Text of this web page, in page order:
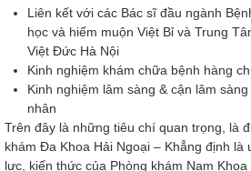
Liên kết với các Bác sĩ đầu ngành
học và hiếm muộn Việt Bỉ và Trung
Việt Đức Hà Nội
Kinh nghiệm khám chữa bệnh hàng
Kinh nghiệm lâm sàng & cận lâm
nhân
Trên đây là những tiêu chí quan trọng, là
khám Đa Khoa Hải Ngoại – Khẳng định là
lực, kiến thức của Phòng khám Nam